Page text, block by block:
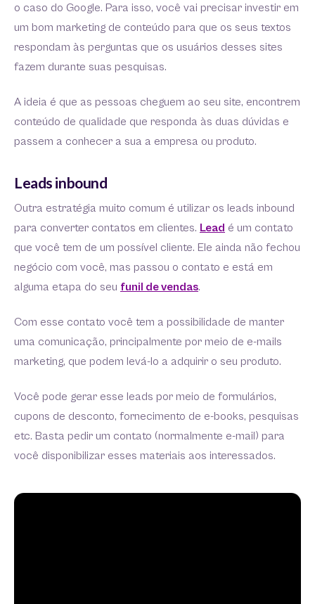
o caso do Google. Para isso, você vai precisar investir em
um bom marketing de conteúdo para que os seus textos
respondam às perguntas que os usuários desses sites
fazem durante suas pesquisas.
A ideia é que as pessoas cheguem ao seu site, encontrem
conteúdo de qualidade que responda às duas dúvidas e
passem a conhecer a sua a empresa ou produto.
Leads inbound
Outra estratégia muito comum é utilizar os leads inbound
para converter contatos em clientes. Lead é um contato
que você tem de um possível cliente. Ele ainda não fechou
negócio com você, mas passou o contato e está em
alguma etapa do seu funil de vendas.
Com esse contato você tem a possibilidade de manter
uma comunicação, principalmente por meio de e-mails
marketing, que podem levá-lo a adquirir o seu produto.
Você pode gerar esse leads por meio de formulários,
cupons de desconto, fornecimento de e-books, pesquisas
etc. Basta pedir um contato (normalmente e-mail) para
você disponibilizar esses materiais aos interessados.